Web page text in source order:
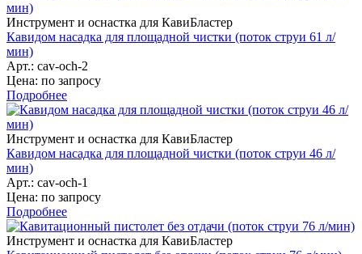
Инструмент и оснастка для КавиБластер
Кавидом насадка для площадной чистки (поток струи 61 л/
мин)
Арт.: cav-och-2
Цена: по запросу
Подробнее
Инструмент и оснастка для КавиБластер
Кавидом насадка для площадной чистки (поток струи 46 л/
мин)
Арт.: cav-och-1
Цена: по запросу
Подробнее
Инструмент и оснастка для КавиБластер